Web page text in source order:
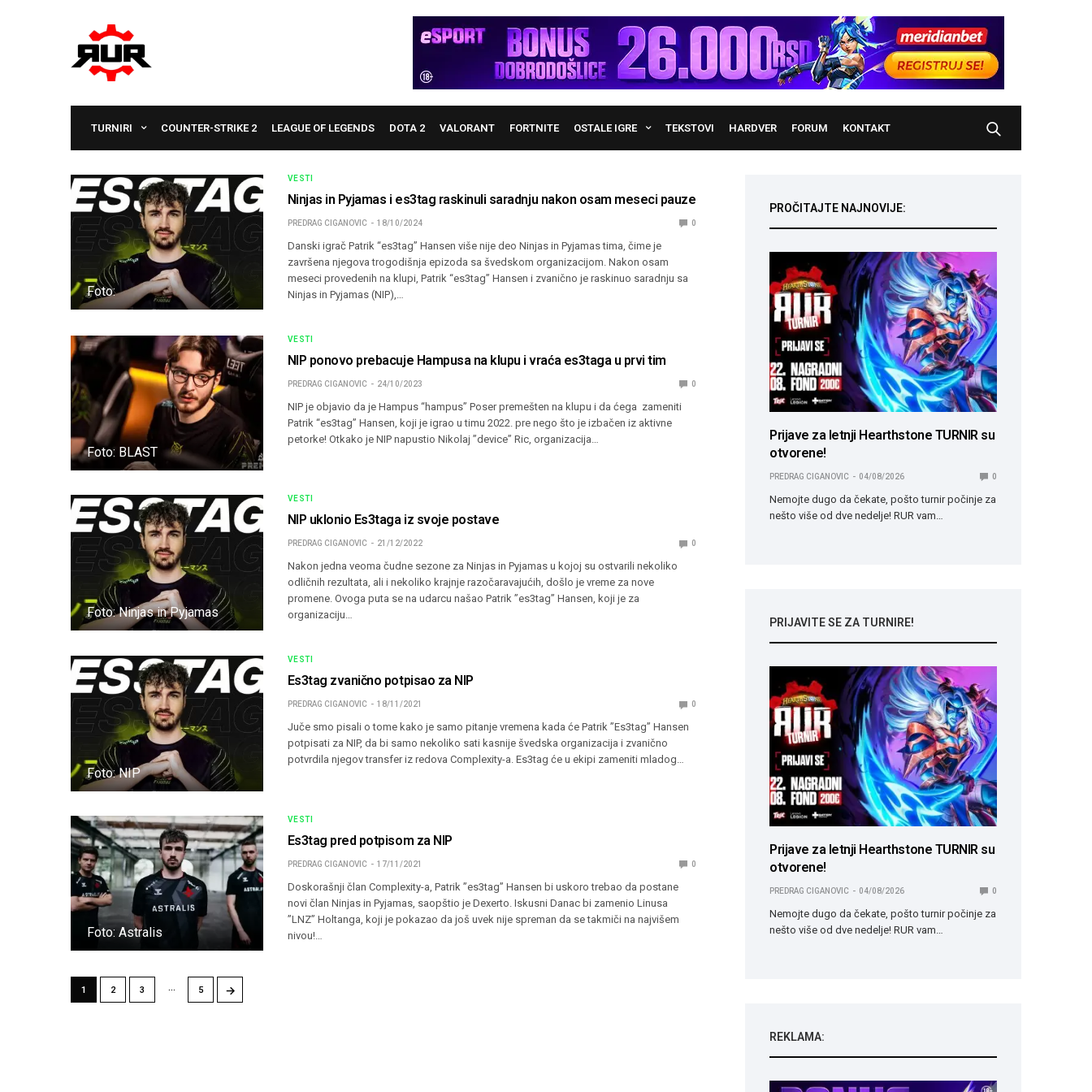
TURNIRI COUNTER-STRIKE 2 LEAGUE OF LEGENDS DOTA 2 VALORANT FORTNITE OSTALE IGRE TEKSTOVI HARDVER FORUM KONTAKT
Foto:
VESTI
Ninjas in Pyjamas i es3tag raskinuli saradnju nakon osam meseci pauze
PREDRAG CIGANOVIC 18/10/2024 0
Danski igrač Patrik “es3tag” Hansen više nije deo Ninjas in Pyjamas tima, čime je
završena njegova trogodišnja epizoda sa švedskom organizacijom. Nakon osam
meseci provedenih na klupi, Patrik “es3tag” Hansen i zvanično je raskinuo saradnju sa
Ninjas in Pyjamas (NIP),…
Foto: BLAST
VESTI
NIP ponovo prebacuje Hampusa na klupu i vraća es3taga u prvi tim
PREDRAG CIGANOVIC 24/10/2023 0
NIP je objavio da je Hampus “⁠hampus⁠” Poser premešten na klupu i da ćega zameniti
Patrik “⁠es3tag⁠” Hansen, koji je igrao u timu 2022. pre nego što je izbačen iz aktivne
petorke! Otkako je NIP napustio Nikolaj ”device” Ric, organizacija…
Foto: Ninjas in Pyjamas
VESTI
NIP uklonio Es3taga iz svoje postave
PREDRAG CIGANOVIC 21/12/2022 0
Nakon jedna veoma čudne sezone za Ninjas in Pyjamas u kojoj su ostvarili nekoliko
odličnih rezultata, ali i nekoliko krajnje razočaravajućih, došlo je vreme za nove
promene. Ovoga puta se na udarcu našao Patrik ”es3tag” Hansen, koji je za
organizaciju…
Foto: NIP
VESTI
Es3tag zvanično potpisao za NIP
PREDRAG CIGANOVIC 18/11/2021 0
Juče smo pisali o tome kako je samo pitanje vremena kada će Patrik ”Es3tag” Hansen
potpisati za NIP, da bi samo nekoliko sati kasnije švedska organizacija i zvanično
potvrdila njegov transfer iz redova Complexity-a. Es3tag će u ekipi zameniti mladog…
Foto: Astralis
VESTI
Es3tag pred potpisom za NIP
PREDRAG CIGANOVIC 17/11/2021 0
Doskorašnji član Complexity-a, Patrik ”es3tag” Hansen bi uskoro trebao da postane
novi član Ninjas in Pyjamas, saopštio je Dexerto. Iskusni Danac bi zamenio Linusa
”LNZ” Holtanga, koji je pokazao da još uvek nije spreman da se takmiči na najvišem
nivou!…
1 2 3 … 5 →
PROČITAJTE NAJNOVIJE:
Prijave za letnji Hearthstone TURNIR su
otvorene!
PREDRAG CIGANOVIC 04/08/2026 0
Nemojte dugo da čekate, pošto turnir počinje za
nešto više od dve nedelje! RUR vam…
PRIJAVITE SE ZA TURNIRE!
Prijave za letnji Hearthstone TURNIR su
otvorene!
PREDRAG CIGANOVIC 04/08/2026 0
Nemojte dugo da čekate, pošto turnir počinje za
nešto više od dve nedelje! RUR vam…
REKLAMA: